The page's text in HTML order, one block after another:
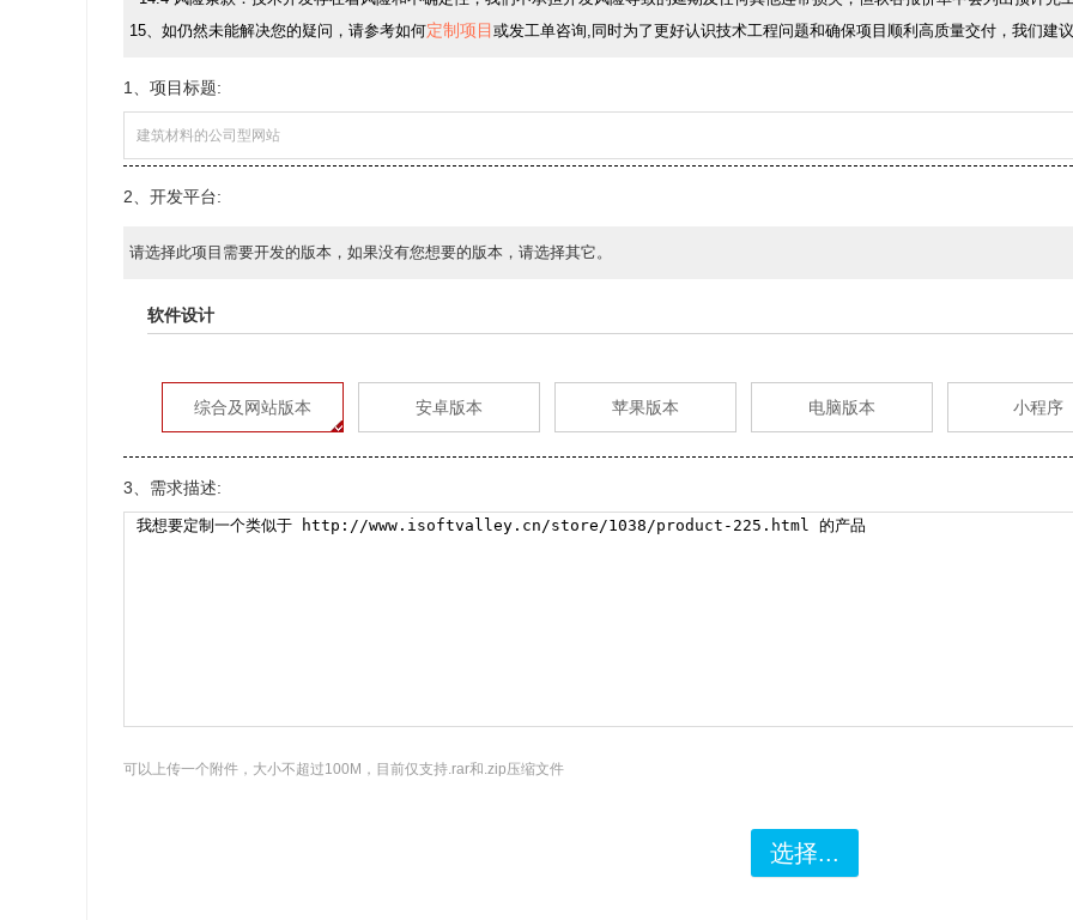
15、如仍然未能解决您的疑问，请参考如何定制项目 或发工单咨询,同时为了更好认识技术工程问题和确保项目顺利高质量交付，我们建
1、项目标题:
2、开发平台:
请选择此项目需要开发的版本，如果没有您想要的版本，请选择其它。
软件设计
综合及网站版本 安卓版本 苹果版本 电脑版本 小程序
3、需求描述:
可以上传一个附件，大小不超过100M，目前仅支持.rar和.zip压缩文件